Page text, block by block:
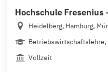
Hochschule Fresenius
Heidelberg, Hamburg,
Betriebswirtschaftslehre,
Vollzeit